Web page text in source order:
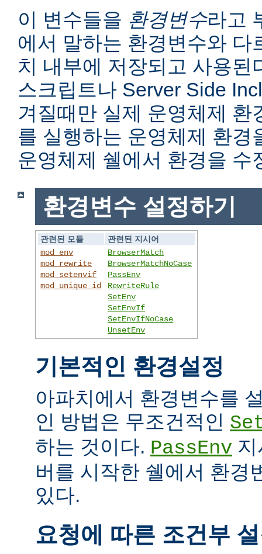
이 변수들을 환경변수라고
에서 말하는 환경변수와 다
치 내부에 저장되고 사용된
스크립트나 Server Side
겨질때만 실제 운영체제 환
를 실행하는 운영체제 환경
운영체제 쉘에서 환경을 수
환경변수 설정하기
관련된 모듈
관련된 지시어
mod_env
mod_rewrite
mod_setenvif
mod_unique_id
BrowserMatch
BrowserMatchNoCase
PassEnv
RewriteRule
SetEnv
SetEnvIf
SetEnvIfNoCase
UnsetEnv
기본적인 환경설정
아파치에서 환경변수를
인 방법은 무조건적인
하는 것이다. PassEnv
버를 시작한 쉘에서 환경
있다.
요청에 따른 조건부